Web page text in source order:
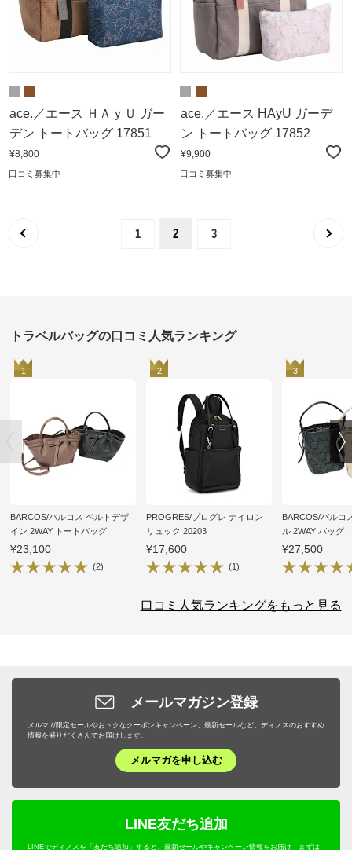
ace.／エース ＨＡｙＵ ガー
デン トートバッグ 17851
¥8,800
口コミ募集中
ace.／エース HAyU ガーデ
ン トートバッグ 17852
¥9,900
口コミ募集中
1 2 3
トラベルバッグの口コミ人気ランキング
1
BARCOS/バルコス ベルトデザ
イン 2WAY トートバッグ
¥23,100
(2)
2
PROGRES/プログレ ナイロン
リュック 20203
¥17,600
(1)
3
BARCOS/バルコ
ル 2WAY バッグ
¥27,500
口コミ人気ランキングをもっと見る
メールマガジン登録
メルマガ限定セールやおトクなクーポンキャンペーン、最新セールなど、ディノスのおすすめ
情報を盛りだくさんでお届けします。
メルマガを申し込む
LINE友だち追加
LINEでディノスを「友だち追加」すると、最新セールやキャンペーン情報をお届け！まずは